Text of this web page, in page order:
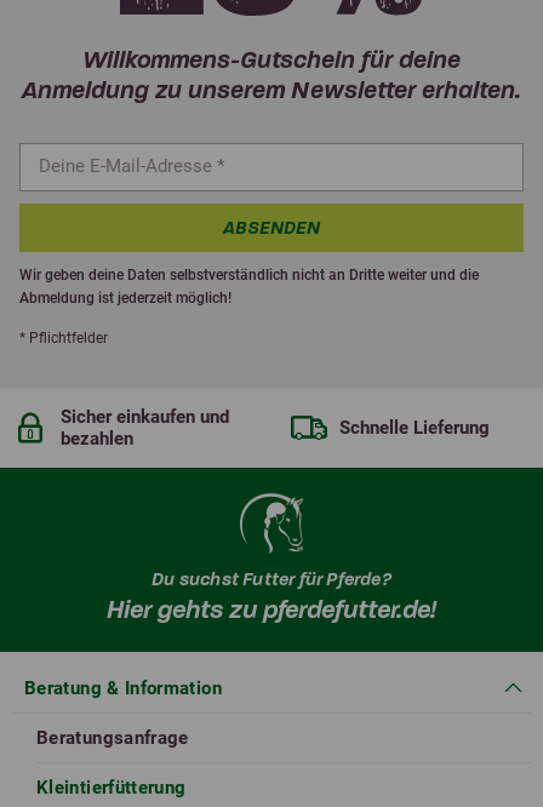
Willkommens-Gutschein für deine
Anmeldung zu unserem Newsletter erhalten.
ABSENDEN
Wir geben deine Daten selbstverständlich nicht an Dritte weiter und die
Abmeldung ist jederzeit möglich!
* Pflichtfelder
Sicher einkaufen und
bezahlen
Schnelle Lieferung
Du suchst Futter für Pferde?
Hier gehts zu pferdefutter.de!
Beratung & Information
Beratungsanfrage
Kleintierfütterung